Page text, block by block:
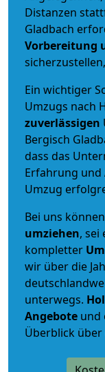
Distanzen
Gladbach
Vorbereitung
Ein wichtiger
Umzugs nach
zuverlässigen
Bergisch
dass das
Erfahrung
Umzug
Bei uns
umziehen, sei
kompletter
wir über die
unterwegs.
Angebote und
Überblick